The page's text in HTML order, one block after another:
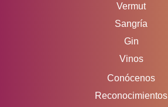
Vermut
Sangría
Gin
Vinos
Conócenos
Reconocimientos